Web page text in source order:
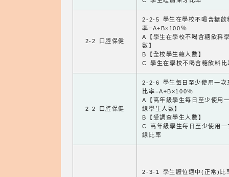
2-2 口腔保健
2-2-5 學生在學校不喝含糖飲
率=A÷B×100％
A【學生在學校不喝含糖飲料
數】
B【全校學生總人數】
C 學生在學校不喝含糖飲料比
2-2 口腔保健
2-2-6 學生每日至少使用一次
比率=A÷B×100％
A【高年級學生每日至少使用
線學生人數】
B【受調查學生人數】
C 高年級學生每日至少使用一
線比率
2-3-1 學生體位適中(正常)比